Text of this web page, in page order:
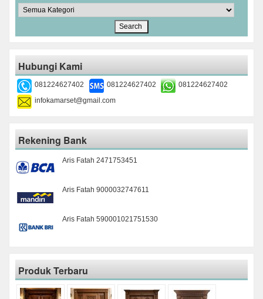
Hubungi Kami
081224627402 081224627402
081224627402
infokamarset@gmail.com
Rekening Bank
Aris Fatah 2471753451
Aris Fatah 9000032747611
Aris Fatah 590001021751530
Produk Terbaru